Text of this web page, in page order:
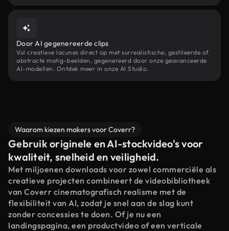
Door AI gegenereerde clips
Vul creatieve lacunes direct op met surrealistische, gestileerde of
abstracte matig-beelden, gegenereerd door onze geavanceerde
AI-modellen. Ontdek meer in onze AI Studio.
Waarom kiezen makers voor Coverr?
Gebruik originele en AI-stockvideo's voor
kwaliteit, snelheid en veiligheid.
Met miljoenen downloads voor zowel commerciële als
creatieve projecten combineert de videobibliotheek
van Coverr cinematografisch realisme met de
flexibiliteit van AI, zodat je snel aan de slag kunt
zonder concessies te doen. Of je nu een
landingspagina, een productvideo of een verticale